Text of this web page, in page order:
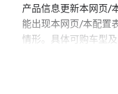
产品信息更新本网页/
能出现本网页/本配置
情形。具体可购车型